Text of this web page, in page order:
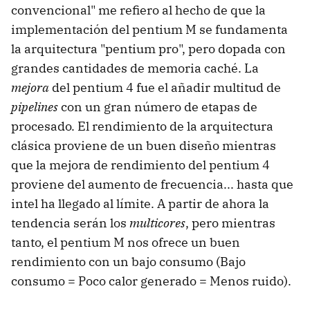
convencional" me refiero al hecho de que la
implementación del pentium M se fundamenta
la arquitectura "pentium pro", pero dopada con
grandes cantidades de memoria caché. La
mejora del pentium 4 fue el añadir multitud de
pipelinescon un gran número de etapas de
procesado. El rendimiento de la arquitectura
clásica proviene de un buen diseño mientras
que la mejora de rendimiento del pentium 4
proviene del aumento de frecuencia... hasta que
intel ha llegado al límite. A partir de ahora la
tendencia serán los multicores, pero mientras
tanto, el pentium M nos ofrece un buen
rendimiento con un bajo consumo (Bajo
consumo = Poco calor generado = Menos ruido).